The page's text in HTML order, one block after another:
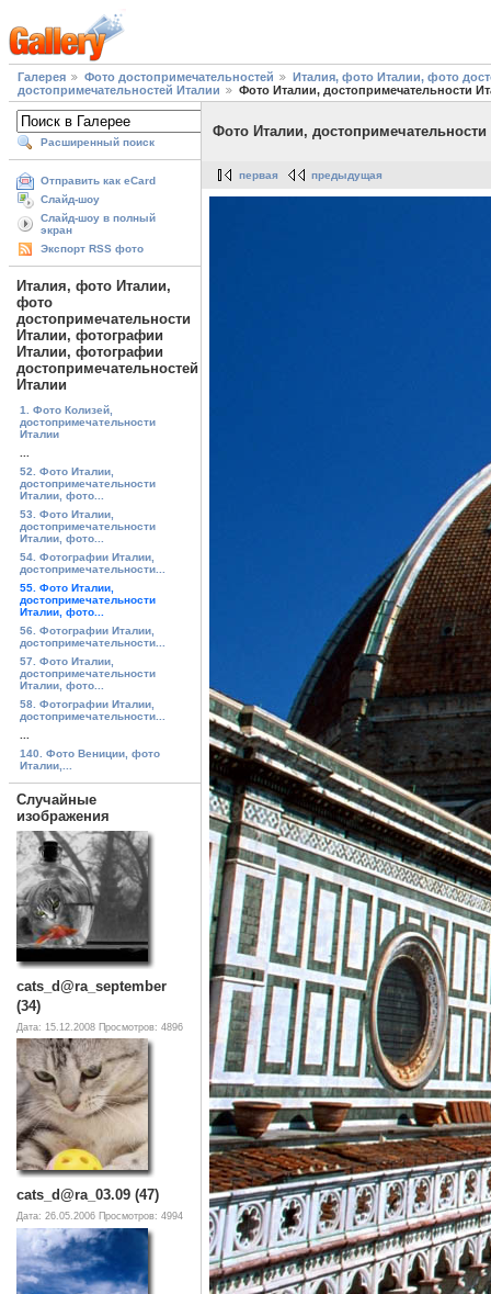
Галерея Фото достопримечательностей
Италия, фото Италии, фото
достопримечательностей Италии
Фото Италии, достопримечательности
Расширенный поиск
Отправить как eCard
Слайд-шоу
Слайд-шоу в полный
экран
Экспорт RSS фото
Италия, фото Италии,
фото
достопримечательности
Италии, фотографии
Италии, фотографии
достопримечательностей
Италии
1. Фото Колизей,
достопримечательности
Италии
52. Фото Италии,
достопримечательности
Италии, фото...
53. Фото Италии,
достопримечательности
Италии, фото...
54. Фотографии Италии,
достопримечательности...
55. Фото Италии,
достопримечательности
Италии, фото...
56. Фотографии Италии,
достопримечательности...
57. Фото Италии,
достопримечательности
Италии, фото...
58. Фотографии Италии,
достопримечательности...
140. Фото Вениции, фото
Италии,...
Случайные
изображения
cats_d@ra_september
(34)
Дата: 15.12.2008 Просмотров: 4896
cats_d@ra_03.09 (47)
Дата: 26.05.2006 Просмотров: 4994
Фото Италии,
первая предыдущая